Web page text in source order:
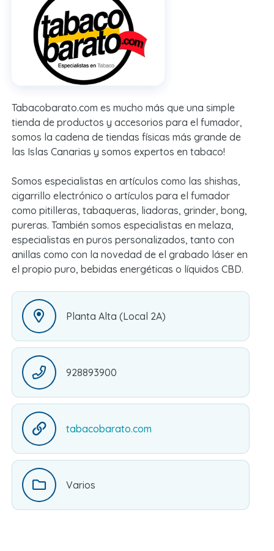
Tabacobarato.com es mucho más que una simple
tienda de productos y accesorios para el fumador,
somos la cadena de tiendas físicas más grande de
las Islas Canarias y somos expertos en tabaco!
Somos especialistas en artículos como las shishas,
cigarrillo electrónico o artículos para el fumador
como pitilleras, tabaqueras, liadoras, grinder, bong,
pureras. También somos especialistas en melaza,
especialistas en puros personalizados, tanto con
anillas como con la novedad de el grabado láser en
el propio puro, bebidas energéticas o líquidos CBD.
Planta Alta (Local 2A)
928893900
tabacobarato.com
Varios